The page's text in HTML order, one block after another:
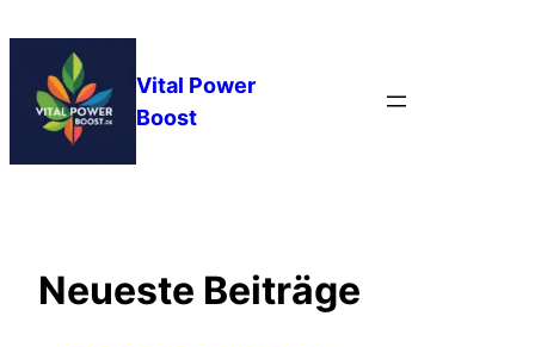
springen
Vital Power
Boost
Neueste Beiträge